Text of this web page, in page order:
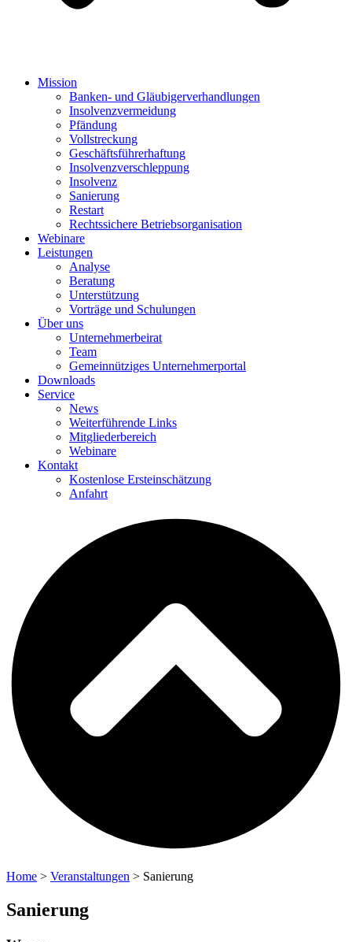
Mission
Banken- und Gläubigerverhandlungen
Insolvenzvermeidung
Pfändung
Vollstreckung
Geschäftsführerhaftung
Insolvenzverschleppung
Insolvenz
Sanierung
Restart
Rechtssichere Betriebsorganisation
Webinare
Leistungen
Analyse
Beratung
Unterstützung
Vorträge und Schulungen
Über uns
Unternehmerbeirat
Team
Gemeinnütziges Unternehmerportal
Downloads
Service
News
Weiterführende Links
Mitgliederbereich
Webinare
Kontakt
Kostenlose Ersteinschätzung
Anfahrt
Home > Veranstaltungen > Sanierung
Sanierung